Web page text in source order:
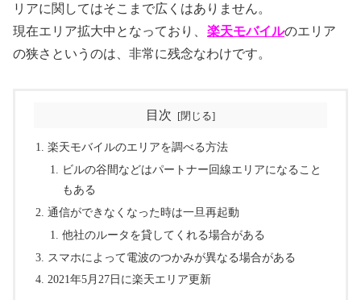
リアに関してはそこまで広くはありません。
現在エリア拡大中となっており、 楽天モバイルのエリア
の狭さというのは、非常に残念なわけです。
目次
楽天モバイルのエリアを調べる方法
ビルの谷間などはパートナー回線エリアになること
もある
通信ができなくなった時は一旦再起動
他社のルータを貸してくれる場合がある
スマホによって電波のつかみが異なる場合がある
2021年5月27日に楽天エリア更新